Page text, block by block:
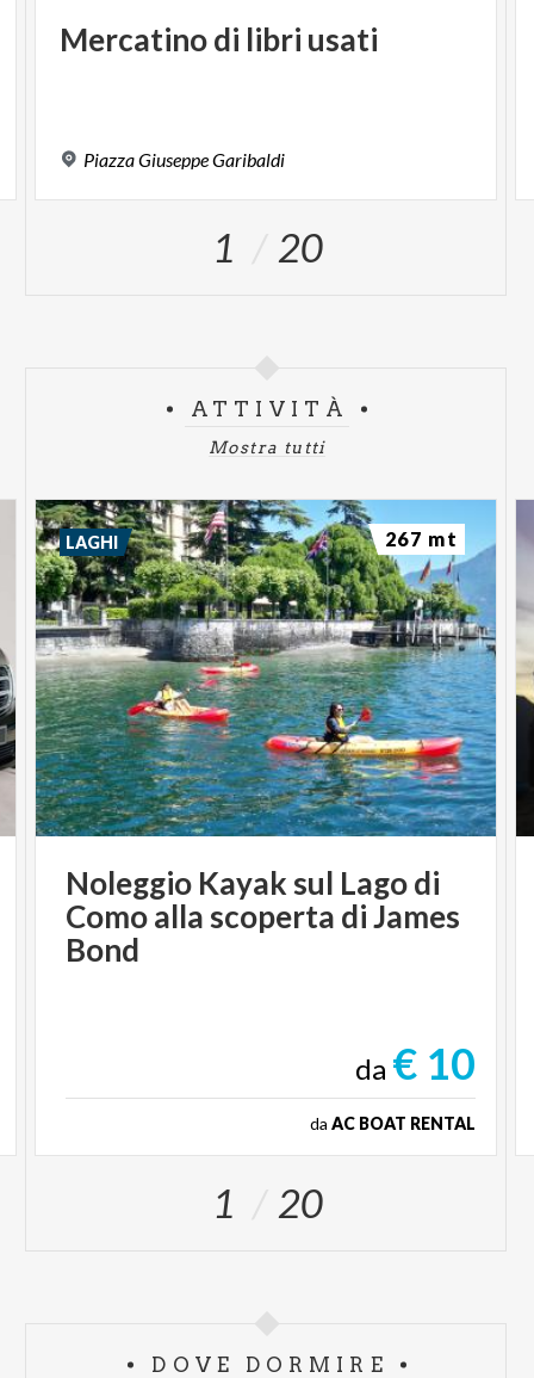
Mercatinodi libri usati
PiazzaGiuseppeGaribaldi
1 20
ATTIVITÀ
Mostra tutti
Noleggio Kayak sul Lago di
Como alla scoperta di James
Bond
da € 10
da AC BOAT RENTAL
LAGHI 267 mt
1 20
DOVE DORMIRE